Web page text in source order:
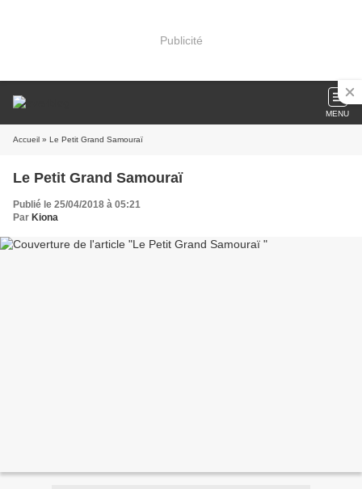
Publicité
MENU
Accueil » Le Petit Grand Samouraï
Le Petit Grand Samouraï
Publié le 25/04/2018 à 05:21
Par Kiona